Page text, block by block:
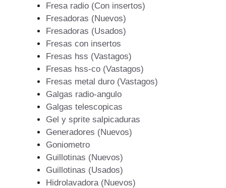
Fresa radio (Con insertos)
Fresadoras (Nuevos)
Fresadoras (Usados)
Fresas con insertos
Fresas hss (Vastagos)
Fresas hss-co (Vastagos)
Fresas metal duro (Vastagos)
Galgas radio-angulo
Galgas telescopicas
Gel y sprite salpicaduras
Generadores (Nuevos)
Goniometro
Guillotinas (Nuevos)
Guillotinas (Usados)
Hidrolavadora (Nuevos)